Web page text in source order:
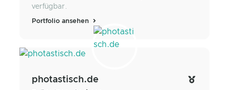
verfügbar.
Portfolio ansehen
photastisch.de